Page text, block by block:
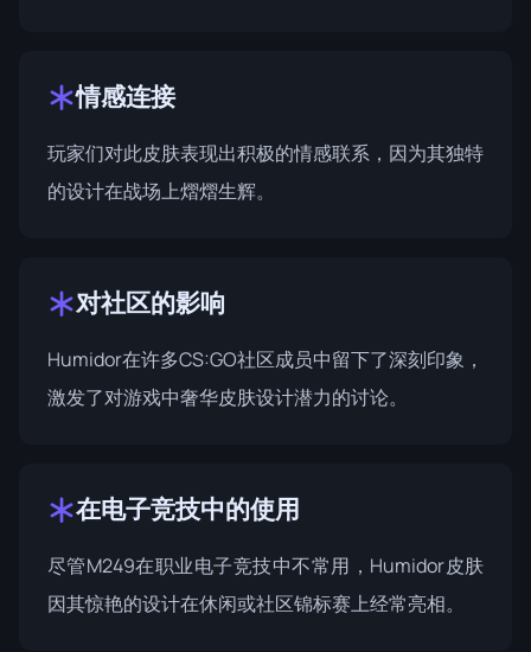
情感连接
玩家们对此皮肤表现出积极的情感联系，因为其独特
的设计在战场上熠熠生辉。
对社区的影响
Humidor在许多CS:GO社区成员中留下了深刻印象，
激发了对游戏中奢华皮肤设计潜力的讨论。
在电子竞技中的使用
尽管M249在职业电子竞技中不常用，Humidor皮肤
因其惊艳的设计在休闲或社区锦标赛上经常亮相。